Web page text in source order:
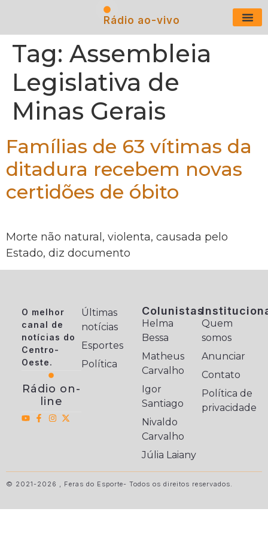
Rádio ao-vivo
Tag: Assembleia
Legislativa de
Minas Gerais
Famílias de 63 vítimas da
ditadura recebem novas
certidões de óbito
Morte não natural, violenta, causada pelo
Estado, diz documento
O melhor
canal de
notícias do
Centro-
Oeste.
Rádio on-
line
Últimas
notícias
Esportes
Política
Colunistas
Helma
Bessa
Matheus
Carvalho
Igor
Santiago
Nivaldo
Carvalho
Júlia Laiany
Quem
somos
Anunciar
Contato
Política de
privacidade
© 2021-2026 , Feras do Esporte- Todos os direitos reservados.